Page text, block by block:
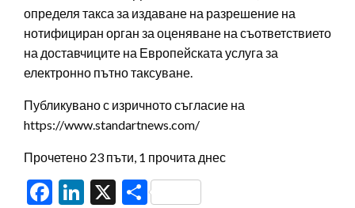
определя такса за издаване на разрешение на
нотифициран орган за оценяване на съответствието
на доставчиците на Европейската услуга за
електронно пътно таксуване.
Публикувано с изричното съгласие на
https://www.standartnews.com/
Прочетено 23 пъти, 1 прочита днес
Facebook
LinkedIn
X Share